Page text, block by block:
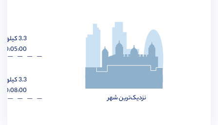
مهندسی مواد
نزدیک‌ترین شهر
3.3 کیلومتر
00:05:00 ساعت
3.3 کیلومتر
00:08:00 ساعت